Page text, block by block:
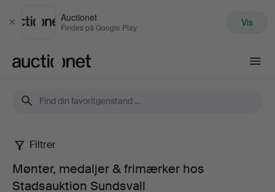
Luk
Auctionet
Findes på Google Play Vis
Mønter,
medaljer
Filtrer
Mønter, medaljer & frimærker hos
Stadsauktion Sundsvall